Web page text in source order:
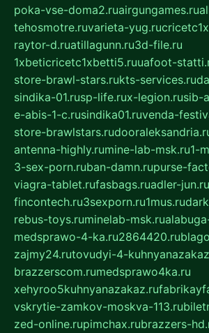
poka-vse-doma2.ruairgungames.ru
tehosmotre.ruvarieta-yug.ru
raytor-d.ruatillagunn.ru3d-file.ru
1xbeticricetc1xbetti5.ruuafoot-
store-brawl-stars.rukts-services.ru
sindika-01.rusp-life.rux-legion.rusib-
e-abis-1-c.rusindika01.ruvenda-
store-brawlstars.ru
antenna-highly.rumine-lab-msk.ru1-
3-sex-porn.ruban-damn.rupurse-
viagra-tablet.rufasbags.ruadler-jun.ru
fincontech.ru3sexporn.ru1mus.ru
rebus-toys.ruminelab-msk.ru
medsprawo-4-ka.ru2864420.ru
zajmy24.rutovudyi-4-
brazzerscom.rumedsprawo4ka.ru
xehyroo5kuhnyanazakaz.ru
vskrytie-zamkov-moskva-113.ru
zed-online.rupimchax.rubrazzers-